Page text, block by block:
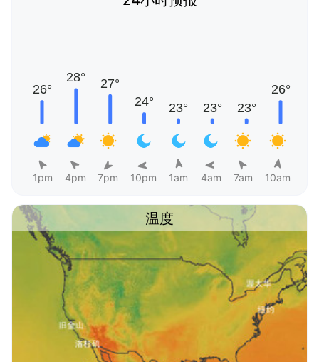
1pm 4pm 7pm 10pm 1am 4am 7am 10am
温度